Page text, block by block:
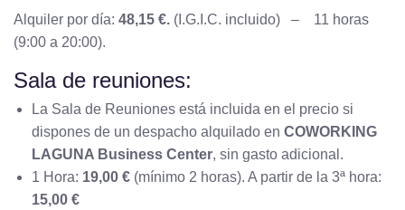
Alquiler por día: 48,15 €. (I.G.I.C. incluido) – 11 horas
(9:00 a 20:00).
Sala de reuniones:
La Sala de Reuniones está incluida en el precio si
dispones de un despacho alquilado en COWORKING
LAGUNA Business Center, sin gasto adicional.
1 Hora: 19,00 € (mínimo 2 horas). A partir de la 3ª hora:
15,00 €